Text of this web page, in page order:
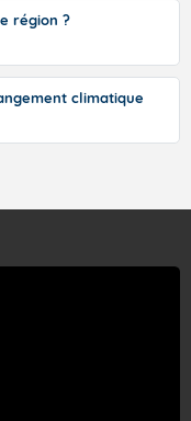
région ?
climatique